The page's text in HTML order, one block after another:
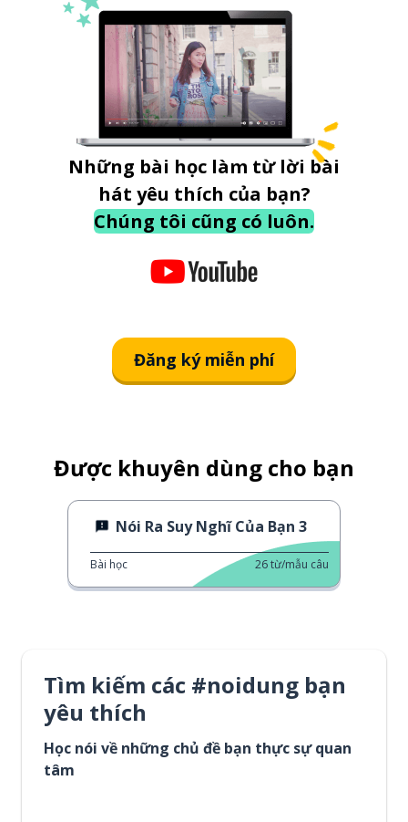
Những bài học làm từ lời bài
hát yêu thích của bạn?
Chúng tôi cũng có luôn.
Đăng ký miễn phí
Được khuyên dùng cho bạn
Nói Ra Suy Nghĩ Của Bạn 3
Bài học 26từ/mẫu câu
Tìm kiếm các #noidung bạn
yêu thích
Học nói về những chủ đề bạn thực sự quan
tâm